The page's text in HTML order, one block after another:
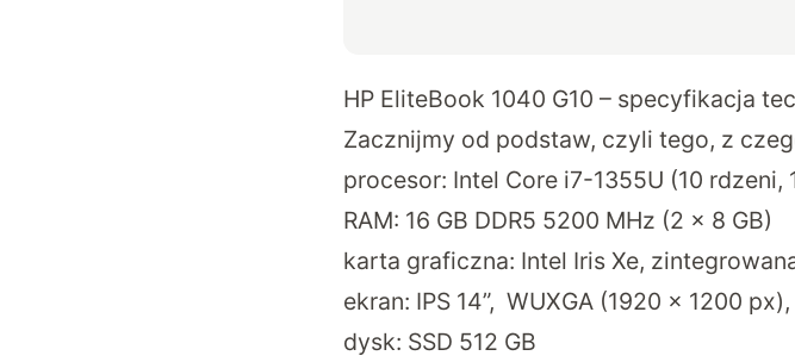
HP EliteBook 1040 G10 – specyfikacja
Zacznijmy od podstaw, czyli tego, z
procesor: Intel Core i7-1355U (10 rdzeni,
RAM: 16 GB DDR5 5200 MHz (2 × 8 GB)
karta graficzna: Intel Iris Xe,
ekran: IPS 14”, WUXGA (1920 × 1200
dysk: SSD 512 GB